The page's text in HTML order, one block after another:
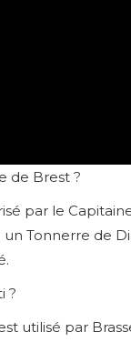
de Brest ?
par le
un Tonnerre de
?
utilisé par